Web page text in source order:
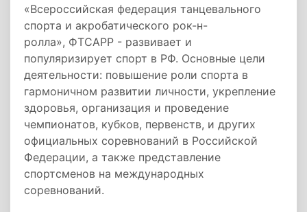
«Всероссийская федерация танцевального
спорта и акробатического рок-н-
ролла», ФТСАРР - развивает и
популяризирует спорт в РФ. Основные цели
деятельности: повышение роли спорта в
гармоничном развитии личности, укрепление
здоровья, организация и проведение
чемпионатов, кубков, первенств, и других
официальных соревнований в Российской
Федерации, а также представление
спортсменов на международных
соревнований.